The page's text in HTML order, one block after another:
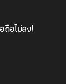
ถือไม่ลง!